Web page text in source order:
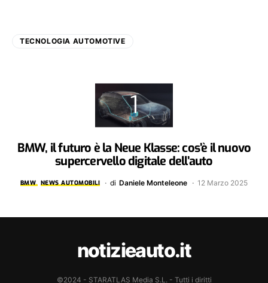
TECNOLOGIA AUTOMOTIVE
BMW, il futuro è la Neue Klasse: cos’è il nuovo
supercervello digitale dell’auto
BMW NEWS AUTOMOBILI di Daniele Monteleone 12 Marzo 2025
notizieauto.it
©2024 - STARATLAS Media S.L. - Tutti i diritti